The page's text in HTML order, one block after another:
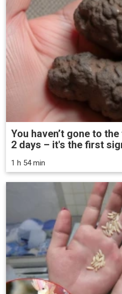
You haven’t gone to
2 days – it's the first
1 h 54 min